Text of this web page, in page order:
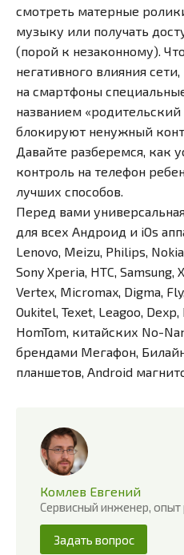
смотреть матерные
музыку или получать
(порой к незаконному).
негативного влияния
на смартфоны
названием
блокируют ненужный
Давайте разберемся, как
контроль на телефон
лучших способов.
Перед вами
для всех Андроид и iOs
Lenovo, Meizu, Philips,
Sony Xperia, HTC, Samsung,
Vertex, Micromax, Digma,
Oukitel, Texet, Leagoo,
HomTom, китайских No-
брендами Мегафон,
планшетов, Android
Комлев Евгений
Сервисный инженер, опыт
Задать вопрос